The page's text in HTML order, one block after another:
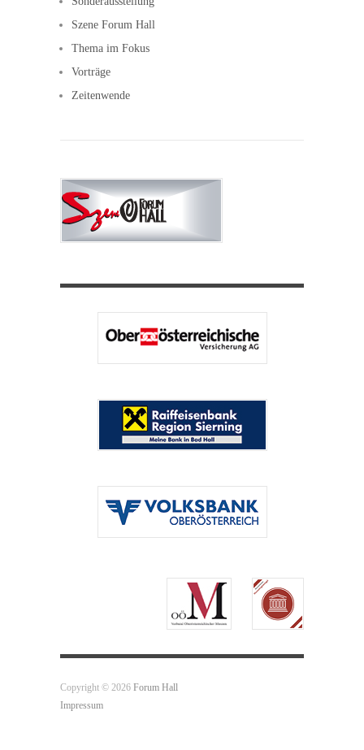
Szene Forum Hall
Thema im Fokus
Vorträge
Zeitenwende
Copyright © 2026 Forum Hall
Impressum